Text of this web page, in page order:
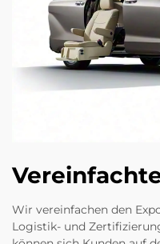
Wir vereinfachen den
Logistik- und